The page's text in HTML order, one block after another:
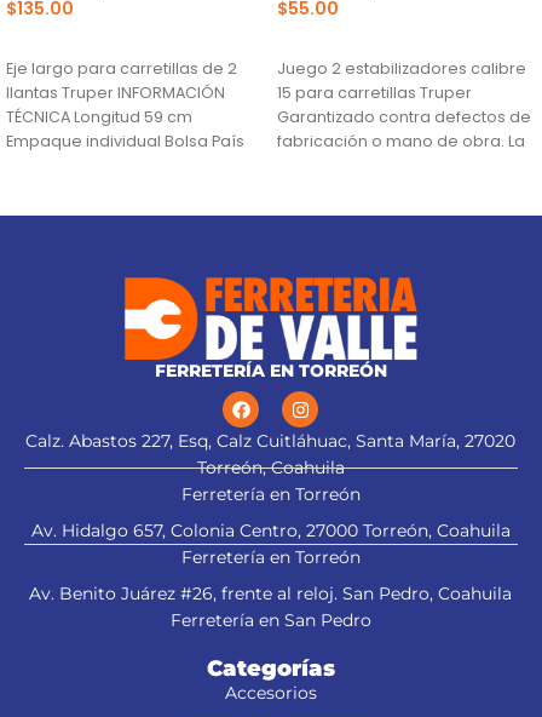
$135.00
Eje largo para carretillas de 2
llantas Truper INFORMACIÓN
TÉCNICA Longitud 59 cm
Empaque individual Bolsa País
$55.00
Juego 2 estabilizadores calibre
15 para carretillas Truper
Garantizado contra defectos de
fabricación o mano de obra. La
FERRETERÍA EN TORREÓN
Calz. Abastos 227, Esq, Calz Cuitláhuac, Santa María, 27020
Torreón, Coahuila
Ferretería en Torreón
Av. Hidalgo 657, Colonia Centro, 27000 Torreón, Coahuila
Ferretería en Torreón
Av. Benito Juárez #26, frente al reloj. San Pedro, Coahuila
Ferretería en San Pedro
Categorías
Accesorios